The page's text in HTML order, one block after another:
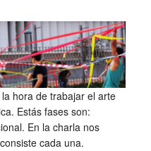
hora de trabajar el arte
Estás fases son:
En la charla nos
cada una.